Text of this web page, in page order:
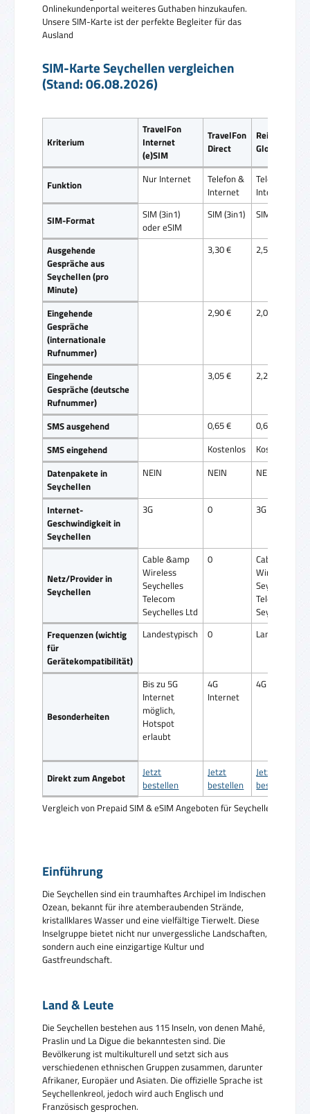
Onlinekundenportal weiteres Guthaben hinzukaufen.
Unsere SIM-Karte ist der perfekte Begleiter für das
Ausland
SIM-Karte Seychellen vergleichen
(Stand: 06.08.2026)
Vergleich von Prepaid SIM & eSIM Angeboten für Seychellen
Kriterium
TravelFon
Internet
(e)SIM
TravelFon
Direct
ReiseSIM
Global SIM
Funktion Nur Internet
Telefon &
Internet
Telefon &
Internet
SIM-Format
SIM (3in1)
oder eSIM
SIM (3in1) SIM (3in1)
Ausgehende
Gespräche aus
Seychellen (pro
Minute)
3,30 € 2,50 €
Eingehende
Gespräche
(internationale
Rufnummer)
2,90 € 2,05 €
Eingehende
Gespräche (deutsche
Rufnummer)
3,05 € 2,20 €
SMS ausgehend 0,65 €
0,65 €
SMS eingehend
Kostenlos
Kostenlos
Datenpakete in
Seychellen
NEIN NEIN NEIN
Internet-
Geschwindigkeit in
Seychellen
3G 0 3G
Netz/Provider in
Seychellen
Cable &amp
Wireless
Seychelles
Telecom
Seychelles Ltd
0
Cable &amp
Wireless
Seychelles
Telecom
Seychelles
Frequenzen (wichtig
für
Gerätekompatibilität)
Landestypisch 0
Besonderheiten
Bis zu 5G
Internet
möglich,
Hotspot
erlaubt
4G
Internet
4G Internet
Direkt zum Angebot
Jetzt
bestellen
Jetzt
bestellen
Jetzt
bestellen
Einführung
Die Seychellen sind ein traumhaftes Archipel im Indischen
Ozean, bekannt für ihre atemberaubenden Strände,
kristallklares Wasser und eine vielfältige Tierwelt. Diese
Inselgruppe bietet nicht nur unvergessliche Landschaften,
sondern auch eine einzigartige Kultur und
Gastfreundschaft.
Land & Leute
Die Seychellen bestehen aus 115 Inseln, von denen Mahé,
Praslin und La Digue die bekanntesten sind. Die
Bevölkerung ist multikulturell und setzt sich aus
verschiedenen ethnischen Gruppen zusammen, darunter
Afrikaner, Europäer und Asiaten. Die offizielle Sprache ist
Seychellenkreol, jedoch wird auch Englisch und
Französisch gesprochen.